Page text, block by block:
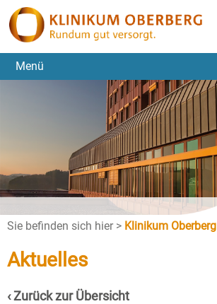
Menü
Sie befinden sich hier > Klinikum Oberberg
Aktuelles
‹ Zurück zur Übersicht